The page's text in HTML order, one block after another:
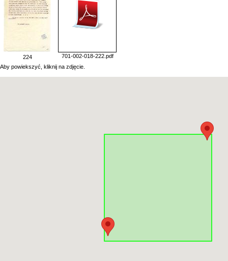
224
701-002-018-222.pdf
Aby powiekszyć, kliknij na zdjęcie.